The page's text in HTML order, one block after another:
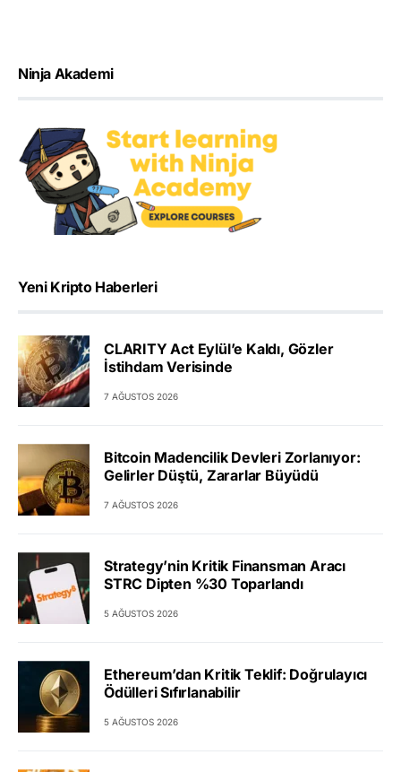
Ninja Akademi
Yeni Kripto Haberleri
CLARITY Act Eylül’e Kaldı, Gözler
İstihdam Verisinde
7 AĞUSTOS 2026
Bitcoin Madencilik Devleri Zorlanıyor:
Gelirler Düştü, Zararlar Büyüdü
7 AĞUSTOS 2026
Strategy’nin Kritik Finansman Aracı
STRC Dipten %30 Toparlandı
5 AĞUSTOS 2026
Ethereum’dan Kritik Teklif: Doğrulayıcı
Ödülleri Sıfırlanabilir
5 AĞUSTOS 2026